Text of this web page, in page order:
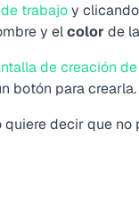
trabajoy
y elcolorde
de creación
botón para crearla.
decir que